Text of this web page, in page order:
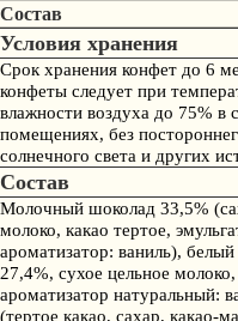
Состав
Условия хранения
Срок хранения конфет до 6
конфеты следует при
влажности воздуха до 75%
помещениях, без
солнечного света и других
Состав
Молочный шоколад 33,5%
молоко, какао тертое,
ароматизатор: ваниль),
27,4%, сухое цельное
ароматизатор натуральный:
(тертое какао, сахар, какао-